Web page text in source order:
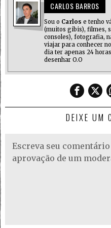
CARLOS BARROS
Sou o Carlos e tenho
(muitos gibis), filmes,
consoles), fotografia,
viajar para conhecer
dia ter apenas 24
desenhar O.O
DEIXE UM